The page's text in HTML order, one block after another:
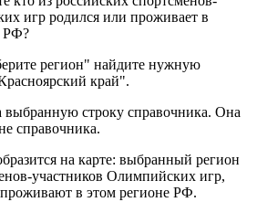
игр родился или проживает в
РФ?
регион" найдите нужную
край".
строку справочника. Она
справочника.
на карте: выбранный регион
участников Олимпийских игр,
в этом регионе РФ.